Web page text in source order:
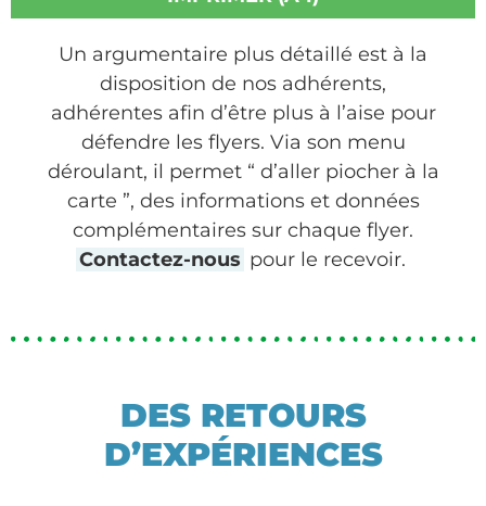
Un argumentaire plus détaillé est à la
disposition de nos adhérents,
adhérentes afin d’être plus à l’aise pour
défendre les flyers. Via son menu
déroulant, il permet “ d’aller piocher à la
carte ”, des informations et données
complémentaires sur chaque flyer.
Contactez-nous pour le recevoir.
DES RETOURS
D’EXPÉRIENCES